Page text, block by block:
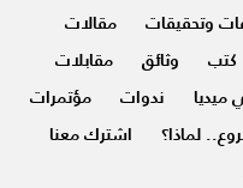
وتحقيقات
مقالات
كتب وثائق
مقابلات
ميديا ندوات
مؤتمرات
لماذا؟
اشترك معنا